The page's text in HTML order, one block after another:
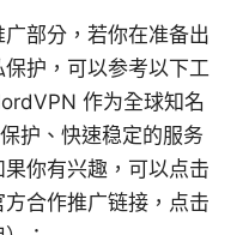
部分，若你在准备出
护，可以参考以下工
作为全球知名
护、快速稳定的服务
你有兴趣，可以点击
合作推广链接，点击